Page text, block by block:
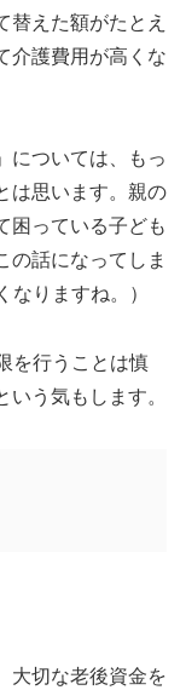
替えた額がたとえ
介護費用が高くな
については、もっ
は思います。親の
困っている子ども
の話になってしま
なりますね。）
を行うことは慎
う気もします。
大切な老後資金を